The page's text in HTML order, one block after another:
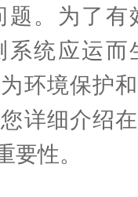
题。为了有
系统应运
环境保护
详细介绍
要性。